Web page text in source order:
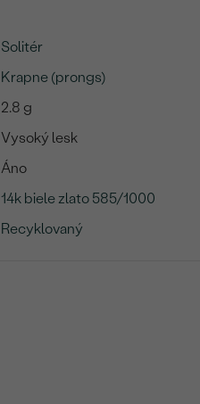
Solitér
Krapne (prongs)
2.8 g
Vysoký lesk
Áno
14k biele zlato 585/1000
Recyklovaný